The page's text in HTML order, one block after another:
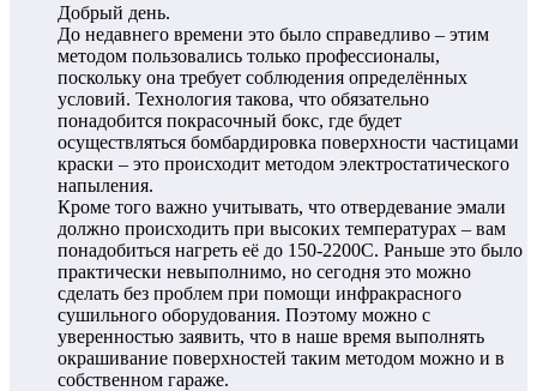
Добрый день.
До недавнего времени это было справедливо – этим
методом пользовались только профессионалы,
поскольку она требует соблюдения определённых
условий. Технология такова, что обязательно
понадобится покрасочный бокс, где будет
осуществляться бомбардировка поверхности частицами
краски – это происходит методом электростатического
напыления.
Кроме того важно учитывать, что отвердевание эмали
должно происходить при высоких температурах – вам
понадобиться нагреть её до 150-2200С. Раньше это было
практически невыполнимо, но сегодня это можно
сделать без проблем при помощи инфракрасного
сушильного оборудования. Поэтому можно с
уверенностью заявить, что в наше время выполнять
окрашивание поверхностей таким методом можно и в
собственном гараже.